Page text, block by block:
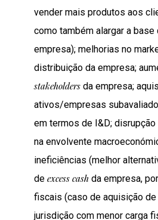
vender mais produtos aos
como também alargar a
empresa); melhorias no
distribuição da empresa;
stakeholdersda empresa;
ativos/empresas
em termos de I&D;
na envolvente
ineficiências (melhor
de excess cashda empresa,
fiscais (caso de aquisição
jurisdição com menor carga